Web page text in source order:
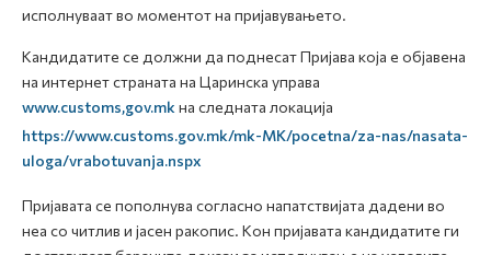
исполнуваат во моментот на пријавувањето.
Кандидатите се должни да поднесат Пријава која е објавена
на интернет страната на Царинска управа
www.customs,gov.mk на следната локација
https://www.customs.gov.mk/mk-MK/pocetna/za-nas/nasata-
uloga/vrabotuvanja.nspx
Пријавата се пополнува согласно напатствијата дадени во
неа со читлив и јасен ракопис. Кон пријавата кандидатите ги